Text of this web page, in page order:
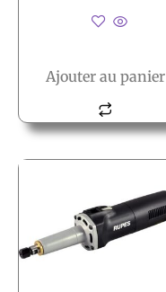
Ajouter au panier